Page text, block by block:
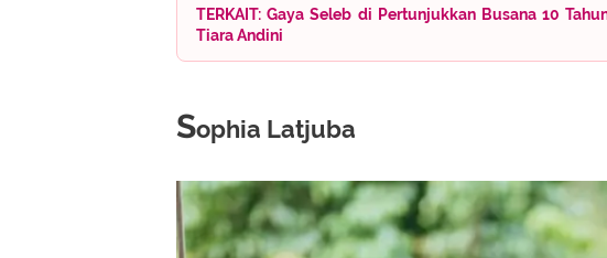
TERKAIT: Gaya Seleb di Pertunjukkan Busana 10
Tiara Andini
Sophia Latjuba